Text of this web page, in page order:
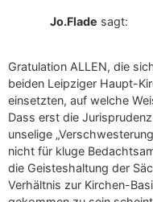
Jo.Flade sagt:
Gratulation ALLEN, die
beiden Leipziger Haupt-
einsetzten, auf welche
Dass erst die
unselige
nicht für kluge
die Geisteshaltung der
Verhältnis zur Kirchen-